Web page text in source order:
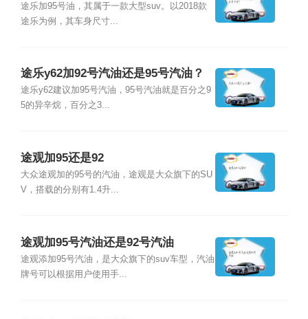
途乐加95号油，其属于一款大型suv。以2018款
途乐为例，其车身尺寸...
途乐y62加92号汽油还是95号汽油？
途乐y62建议加95号汽油，95号汽油就是百分之9
5的异辛烷，百分之3...
途观加95还是92
大众途观加的95号的汽油，途观是大众旗下的SU
V，搭载的分别有1.4升...
途观加95号汽油还是92号汽油
途观添加95号汽油，是大众旗下的suv车型，汽油
牌号可以根据用户使用手...